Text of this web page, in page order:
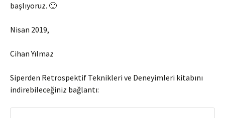
başlıyoruz. 🙂
Nisan 2019,
Cihan Yılmaz
Siperden Retrospektif Teknikleri ve Deneyimleri kitabını
indirebileceğiniz bağlantı: